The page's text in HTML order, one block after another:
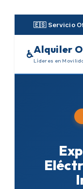
🇪🇸 Servicio
♿Alquiler
Líderes en